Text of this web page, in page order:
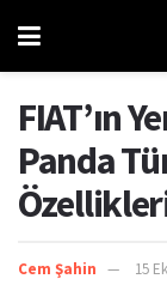
FIAT’ın
Panda
Cem Şahin 15